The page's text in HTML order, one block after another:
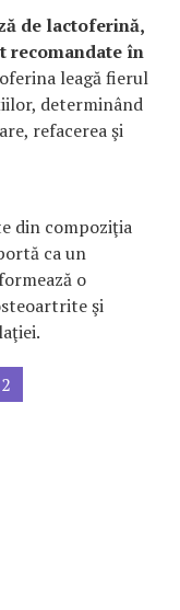
de lactoferină,
recomandate în
leagă fierul
determinând
refacerea şi
din compoziţia
ca un
o
şi
2